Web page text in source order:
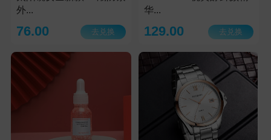
外...
76.00 去兑换
华...
129.00 去兑换